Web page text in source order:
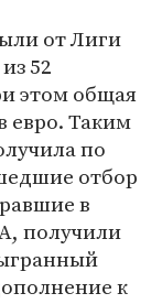
от Лиги
52
этом общая
евро. Таким
по
отбор
в
получили
к